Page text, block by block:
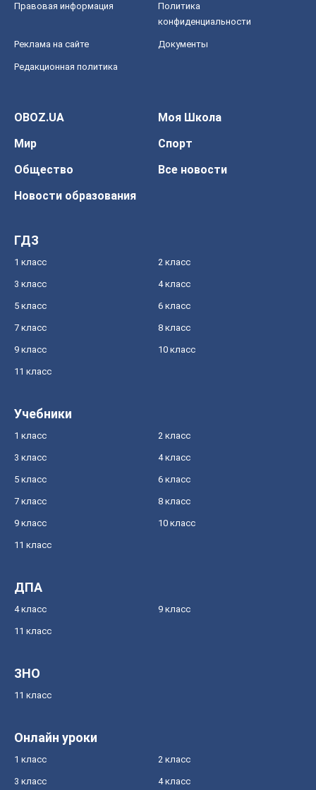
Правовая информация
Политика
конфиденциальности
Реклама на сайте Документы
Редакционная политика
OBOZ.UA
Моя Школа
Мир
Спорт
Общество
Все новости
Новости образования
ГДЗ
1 класс 2 класс
3 класс 4 класс
5 класс 6 класс
7 класс 8 класс
9 класс 10 класс
11 класс
Учебники
1 класс 2 класс
3 класс 4 класс
5 класс 6 класс
7 класс 8 класс
9 класс 10 класс
11 класс
ДПА
4 класс 9 класс
11 класс
ЗНО
11 класс
Онлайн уроки
1 класс 2 класс
3 класс 4 класс